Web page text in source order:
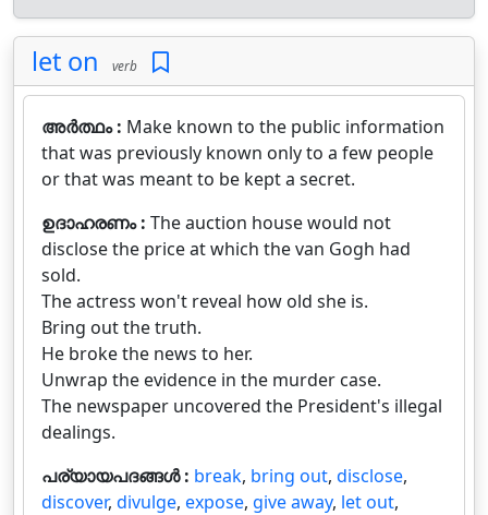
let on verb
അർത്ഥം : Make known to the public information
that was previously known only to a few people
or that was meant to be kept a secret.
ഉദാഹരണം : The auction house would not
disclose the price at which the van Gogh had
sold.
The actress won't reveal how old she is.
Bring out the truth.
He broke the news to her.
Unwrap the evidence in the murder case.
The newspaper uncovered the President's illegal
dealings.
പര്യായപദങ്ങൾ : break, bring out, disclose,
discover, divulge, expose, give away, let out,